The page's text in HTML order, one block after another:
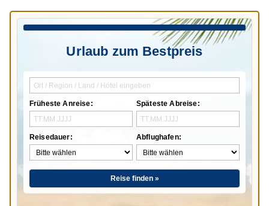
Urlaub zum Bestpreis
Früheste Anreise:
Reisedauer:
Späteste Abreise:
Abflughafen:
Reise finden »